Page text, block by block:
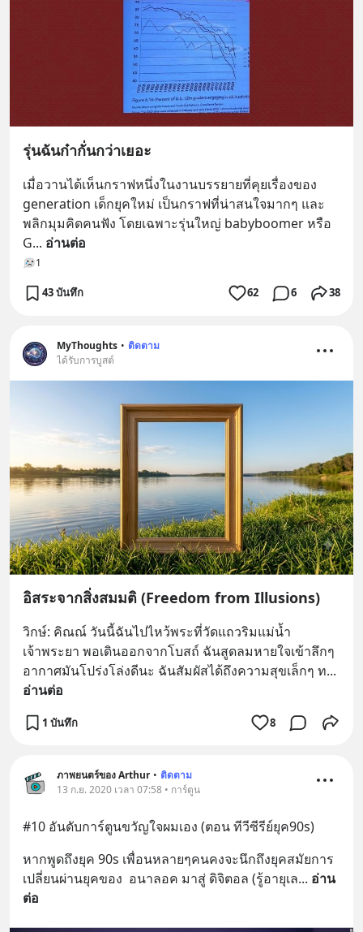
รุ่นฉันก๋ากั่นกว่าเยอะ
เมื่อวานได้เห็นกราฟหนึ่งในงานบรรยายที่คุยเรื่องของ
generation เด็กยุคใหม่ เป็นกราฟที่น่าสนใจมากๆ และ
พลิกมุมคิดคนฟัง โดยเฉพาะรุ่นใหญ่ babyboomer หรือ
G... อ่านต่อ
1
43 บันทึก 62 6 38
MyThoughts • ติดตาม
ได้รับการบูสต์
อิสระจากสิ่งสมมติ (Freedom from Illusions)
วิกษ์: คิณณ์ วันนี้ฉันไปไหว้พระที่วัดแถวริมแม่น้ำ
เจ้าพระยา พอเดินออกจากโบสถ์ ฉันสูดลมหายใจเข้าลึกๆ
อากาศมันโปร่งโล่งดีนะ ฉันสัมผัสได้ถึงความสุขเล็กๆ ท
อ่านต่อ
1 บันทึก 8
ภาพยนตร์ของ Arthur • ติดตาม
13 ก.ย. 2020 เวลา 07:58 • การ์ตูน
#10 อันดับการ์ตูนขวัญใจผมเอง (ตอน ทีวีซีรีย์ยุค90s)
หากพูดถึงยุค 90s เพื่อนหลายๆคนคงจะนึกถึงยุคสมัยการ
เปลี่ยนผ่านยุคของ  อนาลอค มาสู่ ดิจิตอล (รู้อายุเล... อ่าน
ต่อ